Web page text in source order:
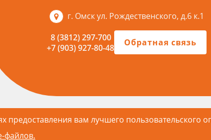
предоставления вам лучшего пользовательского
файлов.
г. Омск ул. Рождественского, д.6 к.1
8 (3812) 297-700
+7 (903) 927-80-48
Обратная связь